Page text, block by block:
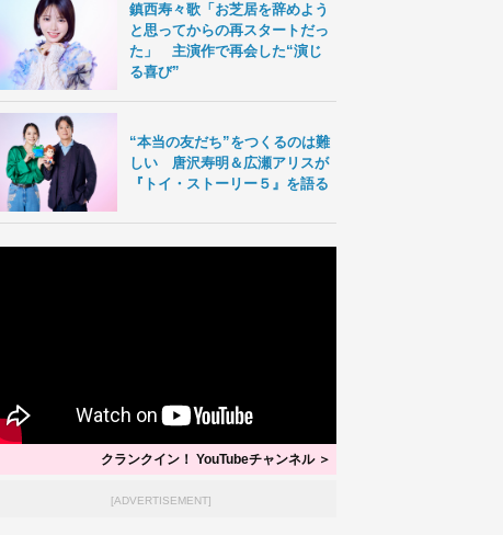
鎮西寿々歌「お芝居を辞めよう
と思ってからの再スタートだっ
た」 主演作で再会した“演じ
る喜び”
“本当の友だち”をつくるのは難
しい 唐沢寿明＆広瀬アリスが
『トイ・ストーリー５』を語る
クランクイン！ YouTubeチャンネル ＞
[ADVERTISEMENT]